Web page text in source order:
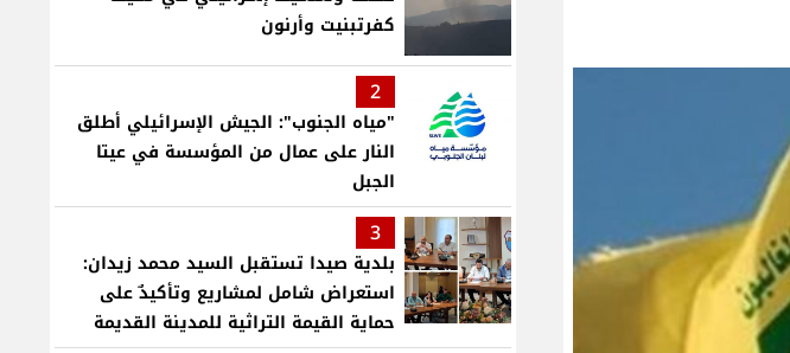
كفرتبنيت وأرنون
2
"مياه الجنوب": الجيش الإسرائيلي أطلق
النار على عمال من المؤسسة في عيتا
الجبل
3
بلدية صيدا تستقبل السيد محمد زيدان:
استعراض شامل لمشاريع وتأكيدٌ على
حماية القيمة التراثية للمدينة القديمة